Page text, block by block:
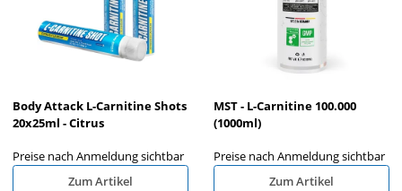
Body Attack L-Carnitine Shots
20x25ml - Citrus
Preise nach Anmeldung sichtbar
Zum Artikel
MST - L-Carnitine 100.000
(1000ml)
Preise nach Anmeldung sichtbar
Zum Artikel